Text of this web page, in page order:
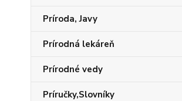
Príroda, Javy
Prírodná lekáreň
Prírodné vedy
Príručky,Slovníky